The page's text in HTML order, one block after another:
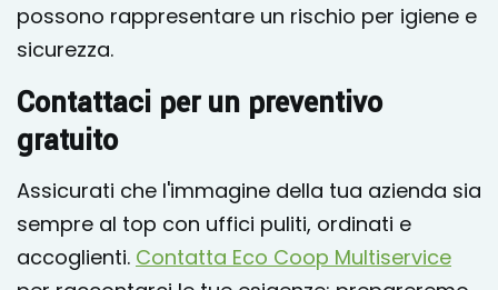
possono rappresentare un rischio per igiene e
sicurezza.
Contattaci per un preventivo
gratuito
Assicurati che l'immagine della tua azienda sia
sempre al top con uffici puliti, ordinati e
accoglienti. Contatta Eco Coop Multiservice